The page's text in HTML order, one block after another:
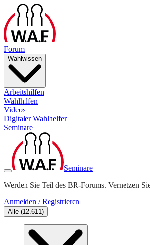
Forum
Wahlwissen
Arbeitshilfen
Wahlhilfen
Videos
Digitaler Wahlhelfer
Seminare
Seminare
Werden Sie Teil des BR-Forums. Vernetzen
Anmelden / Registrieren
Alle (12.611)